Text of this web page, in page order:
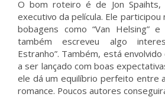
O bom roteiro é de Jon
executivo da película. Ele
bobagens como “Van Helsing” e
também escreveu algo
Estranho”. Também, está envolvido
a ser lançado com boas
ele dá um equilíbrio perfeito entre
romance. Poucos autores